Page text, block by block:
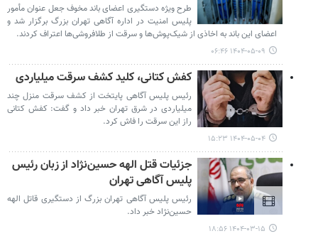
طرح ویژه دستگیری اعضای باند مخوف جعل عنوان مأمور
پلیس امنیت در اداره آگاهی تهران بزرگ برگزار شد و
اعضای این باند به اخاذی از شیک‌پوش‌ها و سرقت از طلافروشی‌ها اعتراف کردند.
۱۴۰۴-۰۵-۰۹ ۰۶:۴۶
کفش کتانی، کلید کشف سرقت میلیاردی
رئیس پلیس آگاهی پایتخت از کشف سرقت منزل چند
میلیاردی در شرق تهران خبر داد و گفت: کفش کتانی
راز این سرقت را فاش کرد.
۱۴۰۴-۰۵-۰۴ ۱۵:۲۳
جزئیات قتل الهه حسین‌نژاد از زبان رئیس
پلیس آگاهی تهران
رئیس پلیس آگاهی تهران بزرگ از دستگیری قاتل الهه
حسین‌نژاد خبر داد.
۱۴۰۴-۰۳-۱۵ ۱۸:۵۶